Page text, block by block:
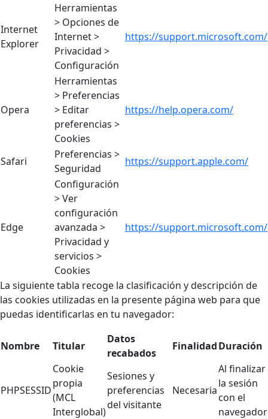
Internet
Explorer
Herramientas
> Opciones de
Internet >
Privacidad >
Configuración
https://support.microsoft.com/
Opera
Herramientas
> Preferencias
> Editar
preferencias >
Cookies
https://help.opera.com/
Safari
Preferencias >
Seguridad
https://support.apple.com/
Edge
Configuración
> Ver
configuración
avanzada >
Privacidad y
servicios >
Cookies
https://support.microsoft.com/
La siguiente tabla recoge la clasificación y descripción de
las cookies utilizadas en la presente página web para que
puedas identificarlas en tu navegador:
Nombre Titular
Datos
recabados
FinalidadDuración
PHPSESSID
Cookie
propia
(MCL
Interglobal)
Sesiones y
preferencias
del visitante
Necesaria
Al finalizar
la sesión
con el
navegador